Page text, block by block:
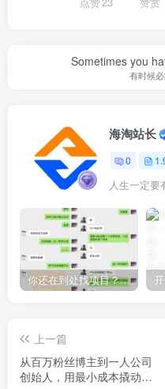
Sometimes you
有时候
海淘站长
0
人生一定要
你还在到处找项目？还在当韭菜？我靠网创资源站一个月收入5万+，曾经我也是个失败者。
上一篇
从百万粉丝博主到一人公司
创始人，用最小成本撬动更